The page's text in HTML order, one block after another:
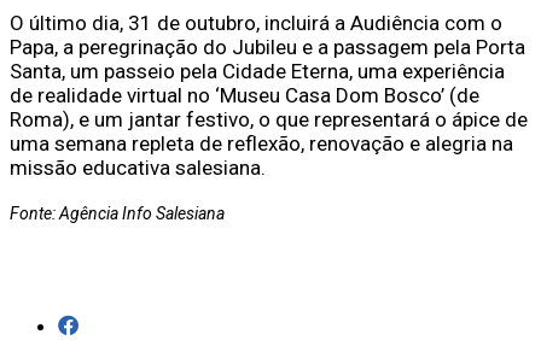
O último dia, 31 de outubro, incluirá a Audiência com o
Papa, a peregrinação do Jubileu e a passagem pela Porta
Santa, um passeio pela Cidade Eterna, uma experiência
de realidade virtual no ‘Museu Casa Dom Bosco’ (de
Roma), e um jantar festivo, o que representará o ápice de
uma semana repleta de reflexão, renovação e alegria na
missão educativa salesiana.
Fonte: Agência Info Salesiana